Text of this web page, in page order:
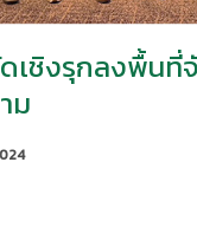
เชิงรุกลงพื้น
ม